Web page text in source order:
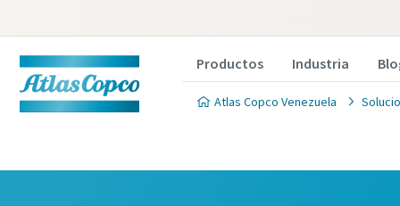
Productos Industria
Atlas Copco Venezuela